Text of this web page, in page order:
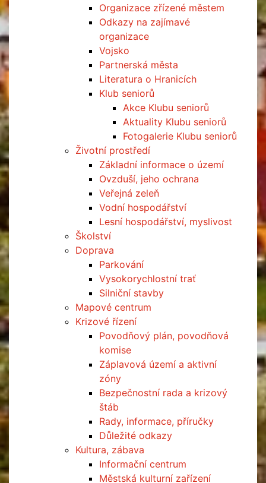
Organizace zřízené městem
Odkazy na zajímavé
organizace
Vojsko
Partnerská města
Literatura o Hranicích
Klub seniorů
Akce Klubu seniorů
Aktuality Klubu seniorů
Fotogalerie Klubu seniorů
Životní prostředí
Základní informace o území
Ovzduší, jeho ochrana
Veřejná zeleň
Vodní hospodářství
Lesní hospodářství, myslivost
Školství
Doprava
Parkování
Vysokorychlostní trať
Silniční stavby
Mapové centrum
Krizové řízení
Povodňový plán, povodňová
komise
Záplavová území a aktivní
zóny
Bezpečnostní rada a krizový
štáb
Rady, informace, příručky
Důležité odkazy
Kultura, zábava
Informační centrum
Městská kulturní zařízení